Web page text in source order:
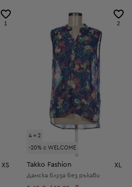
1
XS
4 = 2
-20% с WELCOME
2
Takko Fashion XL
Дамска блуза без ръкави